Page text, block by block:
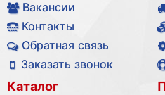
Вакансии
Контакты
Обратная связь
Заказать звонок
Каталог